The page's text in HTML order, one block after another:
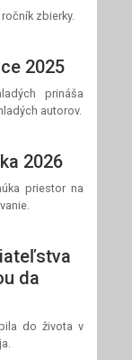
zbierky.
2025
prináša
autorov.
2026
priestor na
da
do života v